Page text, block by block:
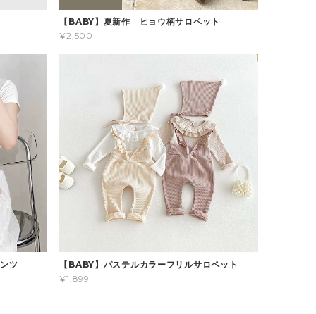
【BABY】夏新作 ヒョウ柄サロペット
¥2,500
ツ
【BABY】パステルカラーフリルサロペット
¥1,899